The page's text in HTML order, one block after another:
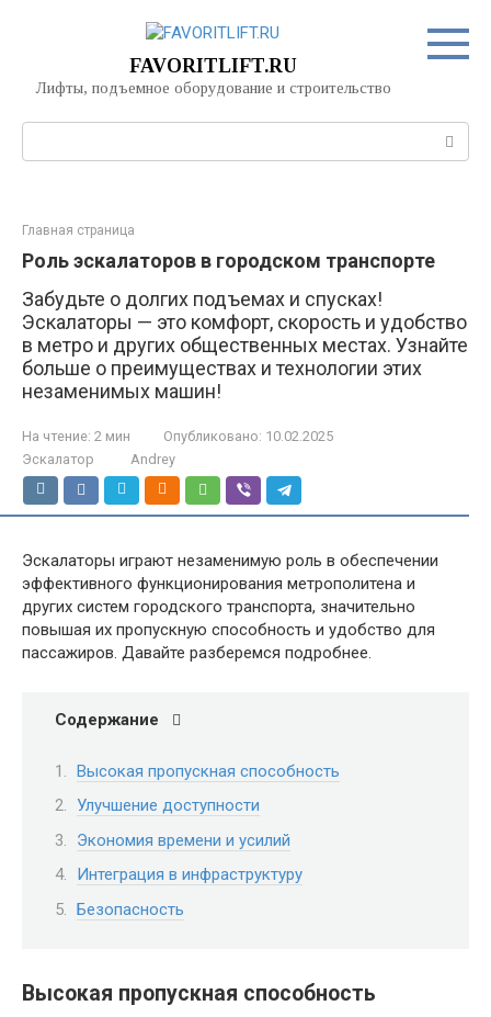
FAVORITLIFT.RU
Лифты, подъемное оборудование и строительство
Главная страница
Роль эскалаторов в городском транспорте
Забудьте о долгих подъемах и спусках!
Эскалаторы — это комфорт, скорость и удобство
в метро и других общественных местах. Узнайте
больше о преимуществах и технологии этих
незаменимых машин!
На чтение: 2 мин Опубликовано: 10.02.2025
Эскалатор
Andrey
Эскалаторы играют незаменимую роль в обеспечении
эффективного функционирования метрополитена и
других систем городского транспорта, значительно
повышая их пропускную способность и удобство для
пассажиров. Давайте разберемся подробнее.
Содержание
Высокая пропускная способность
Улучшение доступности
Экономия времени и усилий
Интеграция в инфраструктуру
Безопасность
Высокая пропускная способность